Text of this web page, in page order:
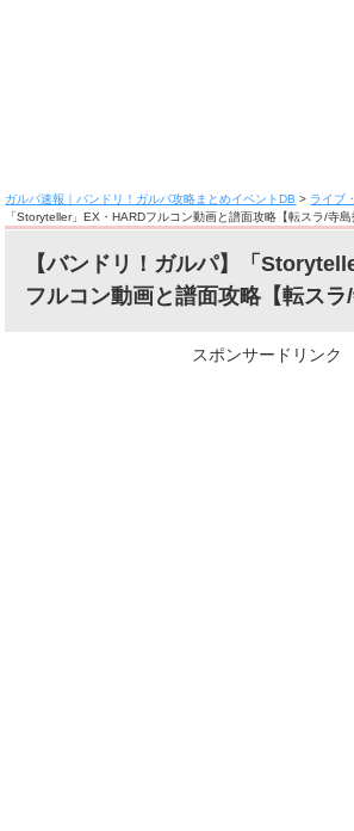
ガルパ速報｜バンドリ！ガルパ攻略まとめイベントDB > ライブ
「Storyteller」EX・HARDフルコン動画と譜面攻略【転スラ/寺島
【バンドリ！ガルパ】「
フルコン動画と譜面攻略【転スラ/
スポンサードリンク